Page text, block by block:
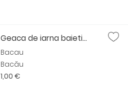
Geaca de iarna baieti...
Bacau
Bacău
1,00 €